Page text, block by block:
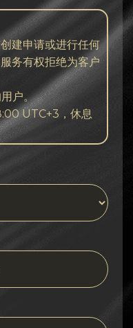
建申请或进行任何
务有权拒绝为客户
户。
UTC+3，休息